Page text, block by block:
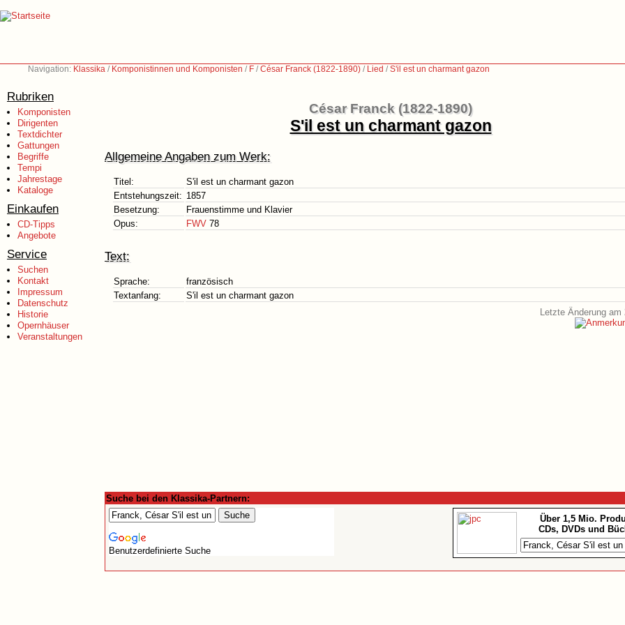
Navigation: Klassika / Komponistinnen und Komponisten / F /César Franck (1822-1890) / Lied /S'il est un charmant gazon
Rubriken
Komponisten
Dirigenten
Textdichter
Gattungen
Begriffe
Tempi
Jahrestage
Kataloge
Einkaufen
CD-Tipps
Angebote
Service
Suchen
Kontakt
Impressum
Datenschutz
Historie
Opernhäuser
Veranstaltungen
César Franck (1822-1890)
S'il est un charmant gazon
Allgemeine Angaben zum Werk:
Titel:
S'il est un charmant gazon
Entstehungszeit: 1857
Besetzung:
Frauenstimme und Klavier
Opus:
FWV 78
Text:
Sprache:
französisch
Textanfang:
S'il est un charmant gazon
Letzte Änderung am
Suche bei den Klassika-Partnern:
Benutzerdefinierte Suche
Über 1,5 Mio.
CDs, DVDs und